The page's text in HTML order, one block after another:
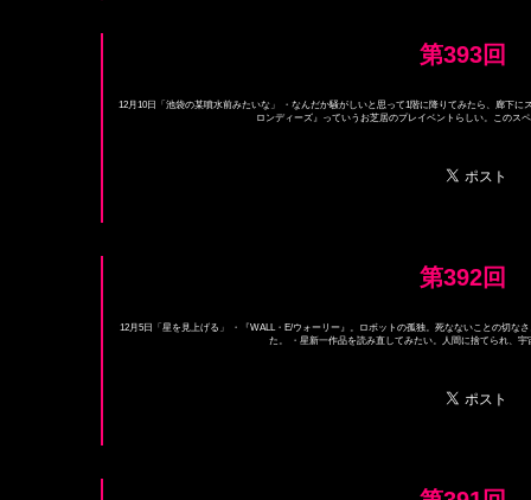
第393回
12月10日「池袋の某噴水前みたいな」 ・なんだか騒がしいと思って1階に降りてみたら、廊下
ロンディーズ』っていうお芝居のプレイベントらしい。このス
第392回
12月5日「星を見上げる」 ・『WALL・E/ウォーリー』。ロボットの孤独。死なないことの切な
た。 ・星新一作品を読み直してみたい。人間に捨てられ、